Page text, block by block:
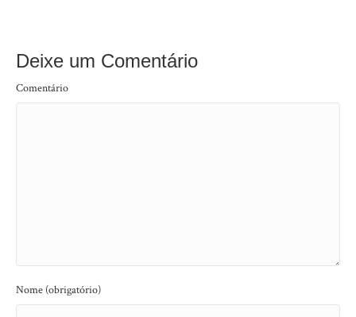
Deixe um Comentário
Comentário
Nome (obrigatório)